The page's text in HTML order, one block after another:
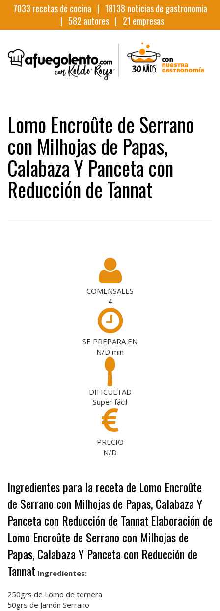
7033 recetas de cocina | 18138 noticias de gastronomia
| 582 autores | 21 empresas
Lomo Encroûte de Serrano
con Milhojas de Papas,
Calabaza Y Panceta con
Reducción de Tannat
COMENSALES
4
SE PREPARA EN
N/D min
DIFICULTAD
Super fácil
PRECIO
N/D
Ingredientes para la receta de Lomo Encroûte
de Serrano con Milhojas de Papas, Calabaza Y
Panceta con Reducción de TannatElaboración de
Lomo Encroûte de Serrano con Milhojas de
Papas, Calabaza Y Panceta con Reducción de
Tannat Ingredientes:
250grs de Lomo de ternera
50grs de Jamón Serrano